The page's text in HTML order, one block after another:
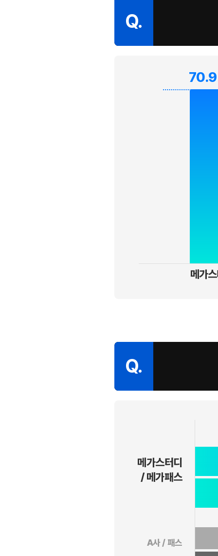
Q.
메가
Q.
메가스터디
/ 메가패스
A사 / 패스